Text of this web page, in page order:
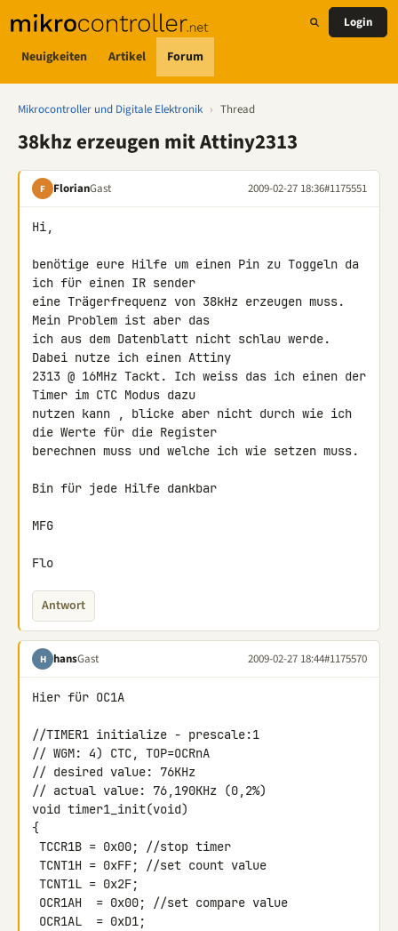
Neuigkeiten Artikel Forum
Login
Mikrocontroller und Digitale Elektronik › Thread
38khz erzeugen mit Attiny2313
F FlorianGast 2009-02-27 18:36#1175551
Hi,
benötige eure Hilfe um einen Pin zu Toggeln da
ich für einen IR sender
eine Trägerfrequenz von 38kHz erzeugen muss.
Mein Problem ist aber das
ich aus dem Datenblatt nicht schlau werde.
Dabei nutze ich einen Attiny
2313 @ 16MHz Tackt. Ich weiss das ich einen der
Timer im CTC Modus dazu
nutzen kann , blicke aber nicht durch wie ich
die Werte für die Register
berechnen muss und welche ich wie setzen muss.
Bin für jede Hilfe dankbar
MFG
Flo
Antwort
H hansGast 2009-02-27 18:44#1175570
Hier für OC1A
//TIMER1 initialize - prescale:1
// WGM: 4) CTC, TOP=OCRnA
// desired value: 76KHz
// actual value: 76,190KHz (0,2%)
void timer1_init(void)
{